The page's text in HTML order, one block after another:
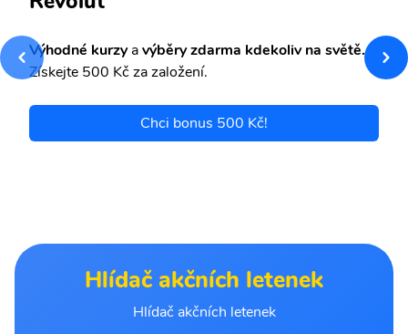
Výhodné kurzyavýběry zdarma kdekoliv na světě.
Získejte 500 Kč za založení.
Chci bonus 500 Kč!
Hlídač akčních letenek
Hlídač akčních letenek